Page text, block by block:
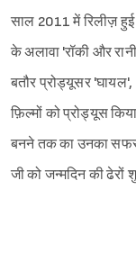
साल 2011 में रिलीज़ हुई
के अलावा 'रॉकी और
बतौर प्रोड्यूसर
फ़िल्मों को प्रोड्यूस
बनने तक का उनका सफर
जी को जन्मदिन की ढेरों